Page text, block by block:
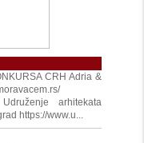
CRH Adria &
moravacem.rs/
arhitekata
https://www.u...